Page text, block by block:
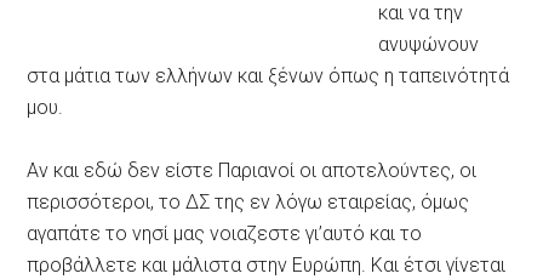
και να την
ανυψώνουν
στα μάτια των ελλήνων και ξένων όπως η ταπεινότητά
μου.
Αν και εδώ δεν είστε Παριανοί οι αποτελούντες, οι
περισσότεροι, το ΔΣ της εν λόγω εταιρείας, όμως
αγαπάτε το νησί μας νοιαζεστε γι’αυτό και το
προβάλλετε και μάλιστα στην Ευρώπη. Και έτσι γίνεται